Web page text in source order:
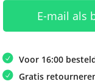
E-mail als
Voor 16:00
Gratis